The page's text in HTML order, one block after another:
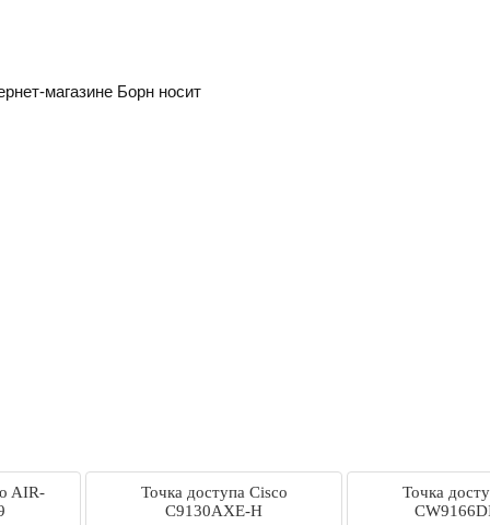
магазине Борн носит
AIR-
Точка доступа Cisco
C9130AXE-H
Точка